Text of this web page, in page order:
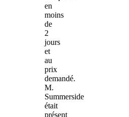
en
moins
de
2
jours
et
au
prix
demandé.
M.
Summerside
était
présent